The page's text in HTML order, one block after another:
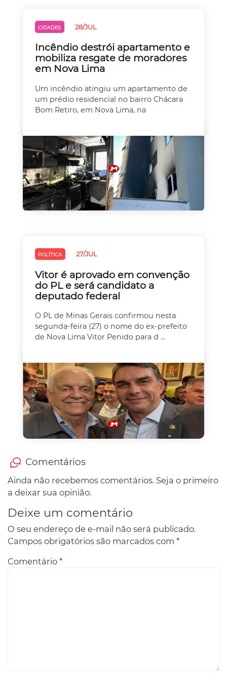
CIDADES 28/JUL
Incêndio destrói apartamento e
mobiliza resgate de moradores
em Nova Lima
Um incêndio atingiu um apartamento de
um prédio residencial no bairro Chácara
Bom Retiro, em Nova Lima, na
POLÍTICA 27/JUL
Vitor é aprovado em convenção
do PL e será candidato a
deputado federal
O PL de Minas Gerais confirmou nesta
segunda-feira (27) o nome do ex-prefeito
de Nova Lima Vitor Penido para d ...
Comentários
Ainda não recebemos comentários. Seja o primeiro
a deixar sua opinião.
Deixe um comentário
O seu endereço de e-mail não será publicado.
Campos obrigatórios são marcados com *
Comentário *